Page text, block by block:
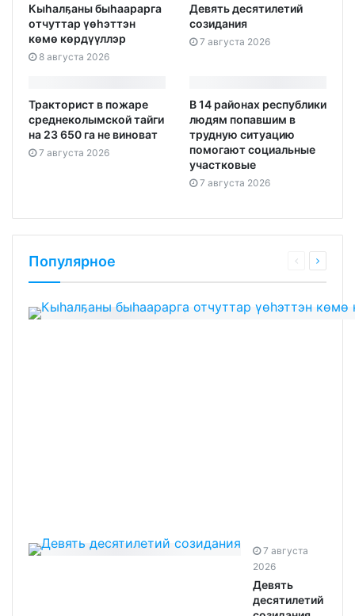
Кыһалҕаны быһаарарга
отчуттар үөһэттэн
көмө көрдүүллэр
8 августа 2026
Девять десятилетий
созидания
7 августа 2026
Тракторист в пожаре
среднеколымской тайги
на 23 650 га не виноват
7 августа 2026
В 14 районах республики
людям попавшим в
трудную ситуацию
помогают социальные
участковые
7 августа 2026
Популярное
7 августа
2026
Девять
десятилетий